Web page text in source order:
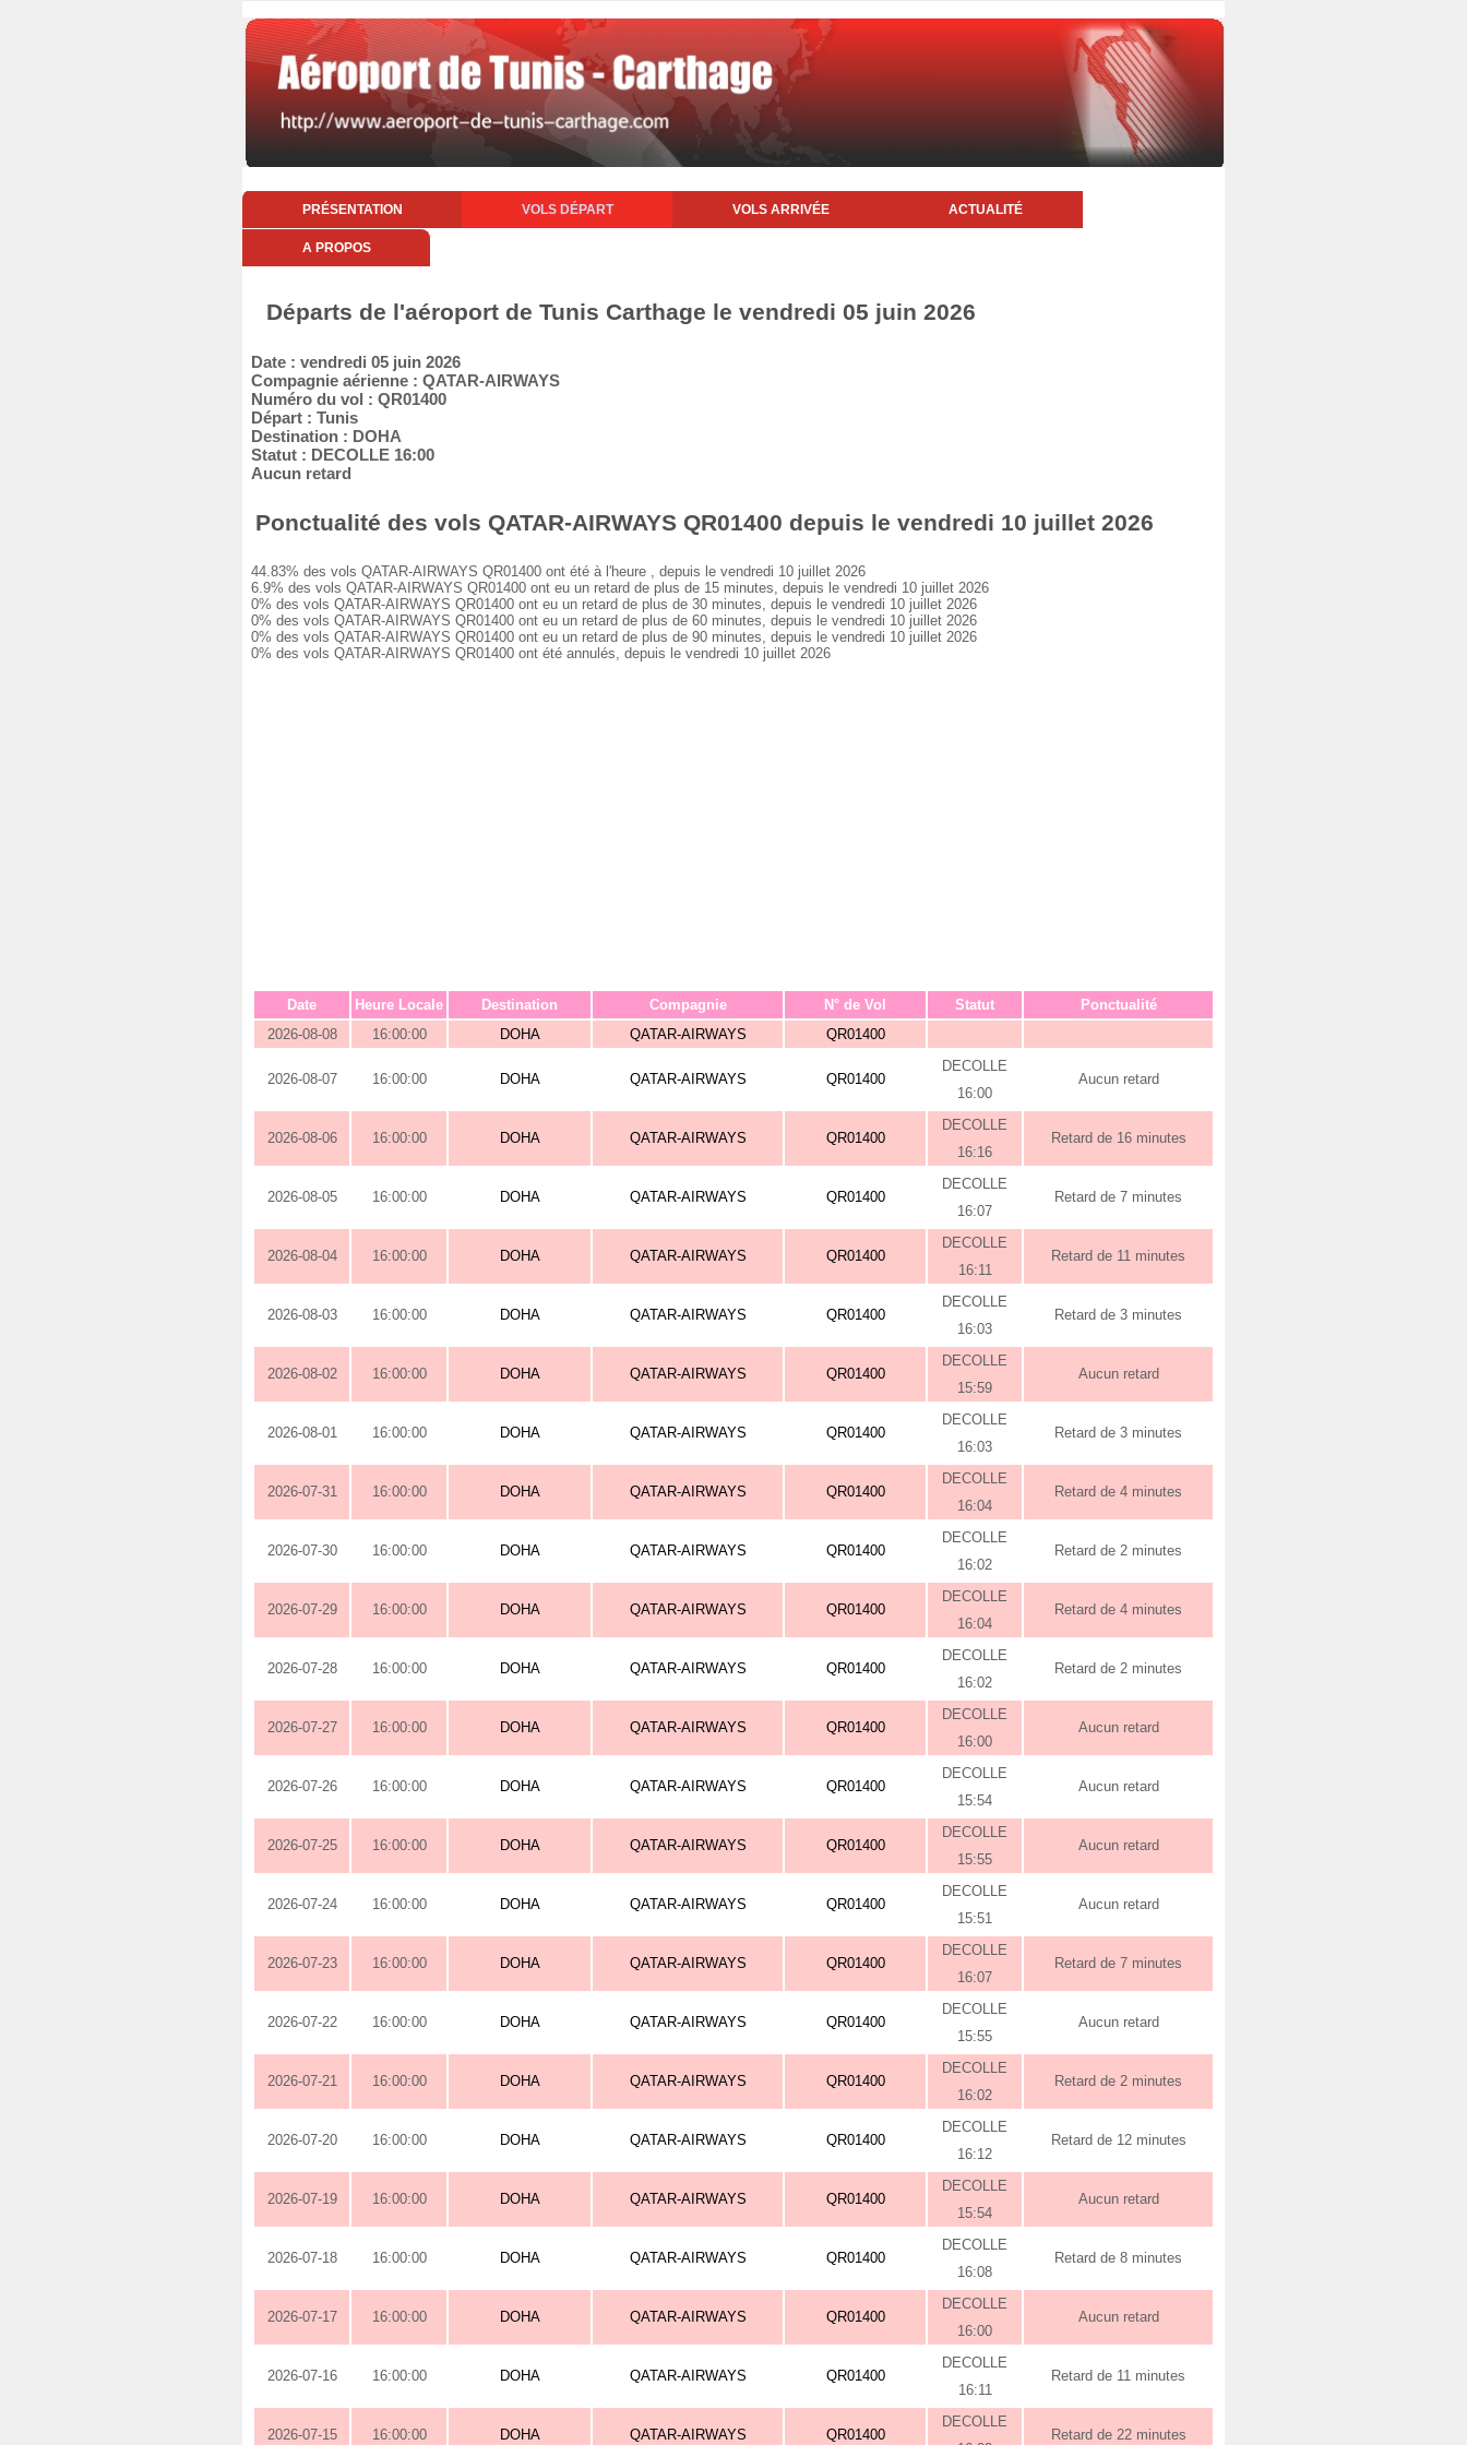
PRÉSENTATION VOLS DÉPART VOLS ARRIVÉE ACTUALITÉ
A PROPOS
Départs de l'aéroport de Tunis Carthage le vendredi 05 juin 2026
Date : vendredi 05 juin 2026
Compagnie aérienne : QATAR-AIRWAYS
Numéro du vol : QR01400
Départ : Tunis
Destination : DOHA
Statut : DECOLLE 16:00
Aucun retard
Ponctualité des vols QATAR-AIRWAYS QR01400 depuis le vendredi 10 juillet 2026
44.83% des vols QATAR-AIRWAYS QR01400 ont été à l'heure , depuis le vendredi 10 juillet 2026
6.9% des vols QATAR-AIRWAYS QR01400 ont eu un retard de plus de 15 minutes, depuis le vendredi 10 juillet 2026
0% des vols QATAR-AIRWAYS QR01400 ont eu un retard de plus de 30 minutes, depuis le vendredi 10 juillet 2026
0% des vols QATAR-AIRWAYS QR01400 ont eu un retard de plus de 60 minutes, depuis le vendredi 10 juillet 2026
0% des vols QATAR-AIRWAYS QR01400 ont eu un retard de plus de 90 minutes, depuis le vendredi 10 juillet 2026
0% des vols QATAR-AIRWAYS QR01400 ont été annulés, depuis le vendredi 10 juillet 2026
Date Heure Locale Destination Compagnie N° de Vol Statut
Ponctualité
2026-08-08
16:00:00 DOHA QATAR-AIRWAYS QR01400
2026-08-07 16:00:00 DOHA QATAR-AIRWAYS QR01400
DECOLLE
16:00
Aucun retard
2026-08-06 16:00:00 DOHA QATAR-AIRWAYS QR01400
DECOLLE
16:16
Retard de 16 minutes
2026-08-05 16:00:00 DOHA QATAR-AIRWAYS QR01400
DECOLLE
16:07
Retard de 7 minutes
2026-08-04 16:00:00 DOHA QATAR-AIRWAYS QR01400
DECOLLE
16:11
Retard de 11 minutes
2026-08-03 16:00:00 DOHA QATAR-AIRWAYS QR01400
DECOLLE
16:03
Retard de 3 minutes
2026-08-02 16:00:00 DOHA QATAR-AIRWAYS QR01400
DECOLLE
15:59
Aucun retard
2026-08-01 16:00:00 DOHA QATAR-AIRWAYS QR01400
DECOLLE
16:03
Retard de 3 minutes
2026-07-31 16:00:00 DOHA QATAR-AIRWAYS QR01400
DECOLLE
16:04
Retard de 4 minutes
2026-07-30 16:00:00 DOHA QATAR-AIRWAYS QR01400
DECOLLE
16:02
Retard de 2 minutes
2026-07-29 16:00:00 DOHA QATAR-AIRWAYS QR01400
DECOLLE
16:04
Retard de 4 minutes
2026-07-28 16:00:00 DOHA QATAR-AIRWAYS QR01400
DECOLLE
16:02
Retard de 2 minutes
2026-07-27 16:00:00 DOHA QATAR-AIRWAYS QR01400
DECOLLE
16:00
Aucun retard
2026-07-26 16:00:00 DOHA QATAR-AIRWAYS QR01400
DECOLLE
15:54
Aucun retard
2026-07-25 16:00:00 DOHA QATAR-AIRWAYS QR01400
DECOLLE
15:55
Aucun retard
2026-07-24 16:00:00 DOHA QATAR-AIRWAYS QR01400
DECOLLE
15:51
Aucun retard
2026-07-23 16:00:00 DOHA QATAR-AIRWAYS QR01400
DECOLLE
16:07
Retard de 7 minutes
2026-07-22 16:00:00 DOHA QATAR-AIRWAYS QR01400
DECOLLE
15:55
Aucun retard
2026-07-21 16:00:00 DOHA QATAR-AIRWAYS QR01400
DECOLLE
16:02
Retard de 2 minutes
2026-07-20 16:00:00 DOHA QATAR-AIRWAYS QR01400
DECOLLE
16:12
Retard de 12 minutes
2026-07-19 16:00:00 DOHA QATAR-AIRWAYS QR01400
DECOLLE
15:54
Aucun retard
2026-07-18 16:00:00 DOHA QATAR-AIRWAYS QR01400
DECOLLE
16:08
Retard de 8 minutes
2026-07-17 16:00:00 DOHA QATAR-AIRWAYS QR01400
DECOLLE
16:00
Aucun retard
2026-07-16 16:00:00 DOHA QATAR-AIRWAYS QR01400
DECOLLE
16:11
Retard de 11 minutes
2026-07-15 16:00:00 DOHA QATAR-AIRWAYS QR01400
DECOLLE
Retard de 22 minutes